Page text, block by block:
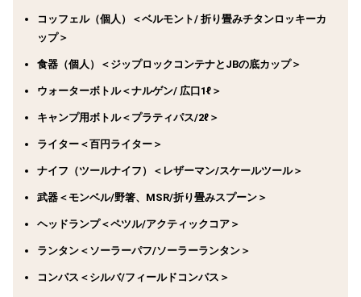
コッフェル（個人）＜ベルモント/ 折り畳みチタンロッキーカ
ップ＞
食器（個人）＜ジップロックコンテナとJBの底カップ＞
ウォーターボトル＜ナルゲン/ 広口1ℓ＞
キャンプ用ボトル＜プラティパス/2ℓ＞
ライター＜百円ライター＞
ナイフ（ツールナイフ）＜レザーマン/スケールツール＞
武器＜モンベル/野箸、MSR/折り畳みスプーン＞
ヘッドランプ＜ペツル/アクティックコア＞
ランタン＜ソーラーパフ/ソーラーランタン＞
コンパス＜シルバ/フィールドコンパス＞